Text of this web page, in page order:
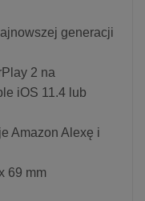
generacji
2 na
iOS 11.4 lub
Amazon Alexę i
69 mm